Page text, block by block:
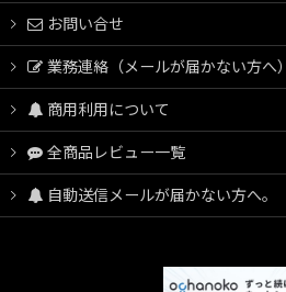
お問い合せ
業務連絡（メールが届かない方へ）
商用利用について
全商品レビュー一覧
自動送信メールが届かない方へ。